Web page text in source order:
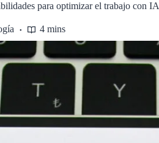
para optimizar el trabajo con IA
4 mins